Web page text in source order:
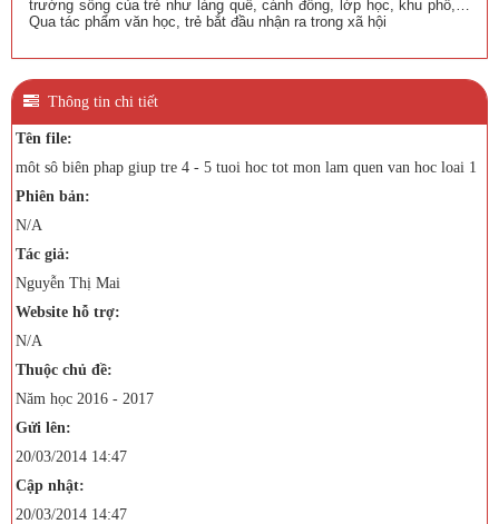
trường sống của trẻ như làng quê, cánh đồng, lớp học, khu phố,…
Qua tác phẩm văn học, trẻ bắt đầu nhận ra trong xã hội
Thông tin chi tiết
Tên file:
môt sô biên phap giup tre 4 - 5 tuoi hoc tot mon lam quen van hoc loai 1
Phiên bản:
N/A
Tác giả:
Nguyễn Thị Mai
Website hỗ trợ:
N/A
Thuộc chủ đề:
Năm học 2016 - 2017
Gửi lên:
20/03/2014 14:47
Cập nhật:
20/03/2014 14:47